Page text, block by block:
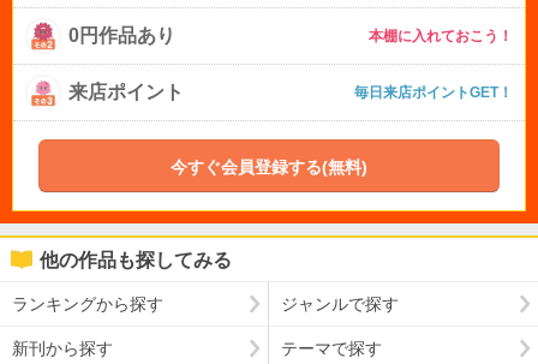
0円作品あり 本棚に入れておこう！
来店ポイント 毎日来店ポイントGET！
今すぐ会員登録する(無料)
他の作品も探してみる
ランキングから探す ジャンルで探す
新刊から探す テーマで探す